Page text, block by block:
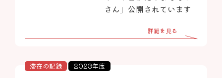
さん」公開されています
詳細を見る
滞在の記録 2023年度